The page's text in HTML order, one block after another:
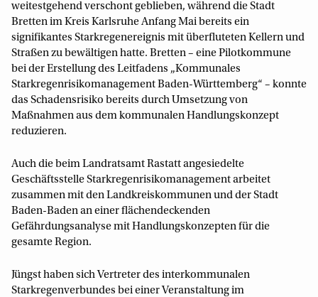
weitestgehend verschont geblieben, während die Stadt
Bretten im Kreis Karlsruhe Anfang Mai bereits ein
signifikantes Starkregenereignis mit überfluteten Kellern und
Straßen zu bewältigen hatte. Bretten – eine Pilotkommune
bei der Erstellung des Leitfadens „Kommunales
Starkregenrisikomanagement Baden-Württemberg“ – konnte
das Schadensrisiko bereits durch Umsetzung von
Maßnahmen aus dem kommunalen Handlungskonzept
reduzieren.
Auch die beim Landratsamt Rastatt angesiedelte
Geschäftsstelle Starkregenrisikomanagement arbeitet
zusammen mit den Landkreiskommunen und der Stadt
Baden-Baden an einer flächendeckenden
Gefährdungsanalyse mit Handlungskonzepten für die
gesamte Region.
Jüngst haben sich Vertreter des interkommunalen
Starkregenverbundes bei einer Veranstaltung im